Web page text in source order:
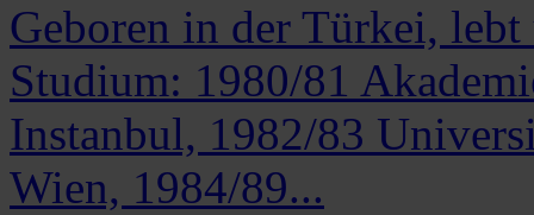
Geboren in der Türkei,
Studium: 1980/81
Instanbul, 1982/83
Wien, 1984/89...